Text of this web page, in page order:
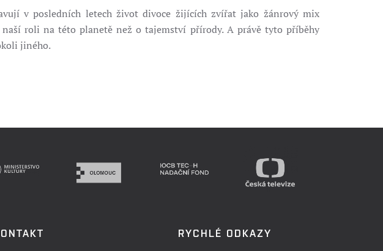
v posledních letech život divoce žijících zvířat jako žánrový mix
roli na této planetě než o tajemství přírody. A právě tyto příběhy
jiného.
RYCHLÉ ODKAZY